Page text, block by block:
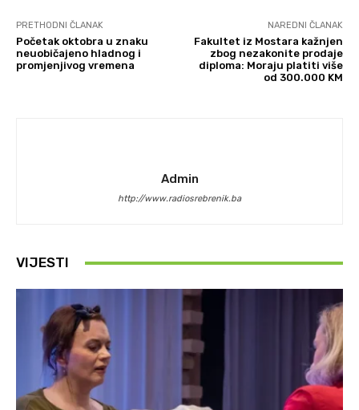
PRETHODNI ČLANAK
Početak oktobra u znaku
neuobičajeno hladnog i
promjenjivog vremena
NAREDNI ČLANAK
Fakultet iz Mostara kažnjen
zbog nezakonite prodaje
diploma: Moraju platiti više
od 300.000 KM
Admin
http://www.radiosrebrenik.ba
VIJESTI